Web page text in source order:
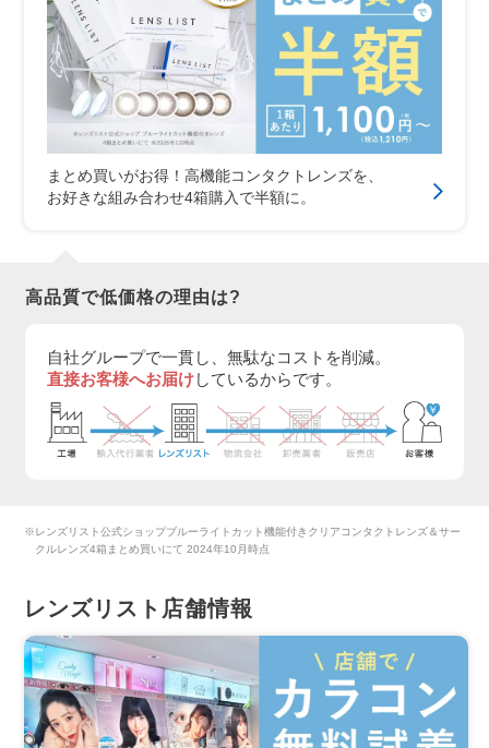
まとめ買いがお得！高機能コンタクトレンズを、
お好きな組み合わせ4箱購入で半額に。
高品質で低価格の理由は?
自社グループで一貫し、無駄なコストを削減。
直接お客様へお届けしているからです。
※レンズリスト公式ショップブルーライトカット機能付きクリアコンタクトレンズ＆サー
クルレンズ4箱まとめ買いにて 2024年10月時点
レンズリスト店舗情報